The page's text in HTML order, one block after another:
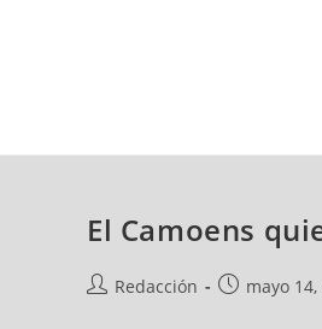
El Camoens
Redacción mayo 14,